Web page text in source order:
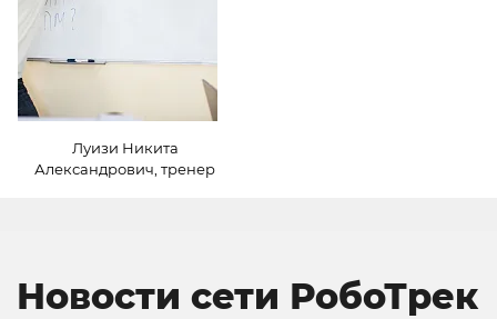
Луизи Никита
Александрович, тренер
Новости сети РобоТрек